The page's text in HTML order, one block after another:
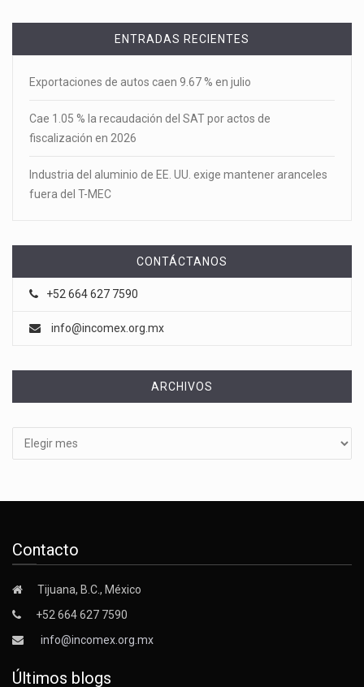
ENTRADAS RECIENTES
Exportaciones de autos caen 9.67 % en julio
Cae 1.05 % la recaudación del SAT por actos de
fiscalización en 2026
Industria del aluminio de EE. UU. exige mantener aranceles
fuera del T-MEC
CONTÁCTANOS
+52 664 627 7590
info@incomex.org.mx
ARCHIVOS
Contacto
Tijuana, B.C., México
+52 664 627 7590
info@incomex.org.mx
Últimos blogs